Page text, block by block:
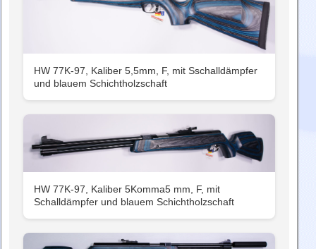
HW 77K-97, Kaliber 5,5mm, F, mit Sschalldämpfer
und blauem Schichtholzschaft
HW 77K-97, Kaliber 5Komma5 mm, F, mit
Schalldämpfer und blauem Schichtholzschaft